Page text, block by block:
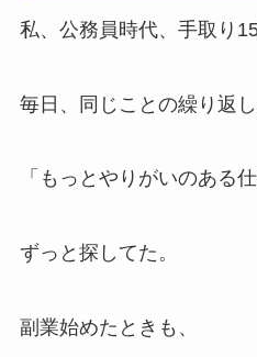
私、公務員時代、手取り15
毎日、同じことの繰り返し
「もっとやりがいのある仕
ずっと探してた。
副業始めたときも、